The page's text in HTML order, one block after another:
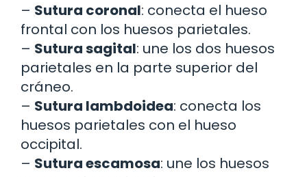
– Sutura coronal: conecta el hueso
frontal con los huesos parietales.
– Sutura sagital: une los dos huesos
parietales en la parte superior del
cráneo.
– Sutura lambdoidea: conecta los
huesos parietales con el hueso
occipital.
– Sutura escamosa: une los huesos